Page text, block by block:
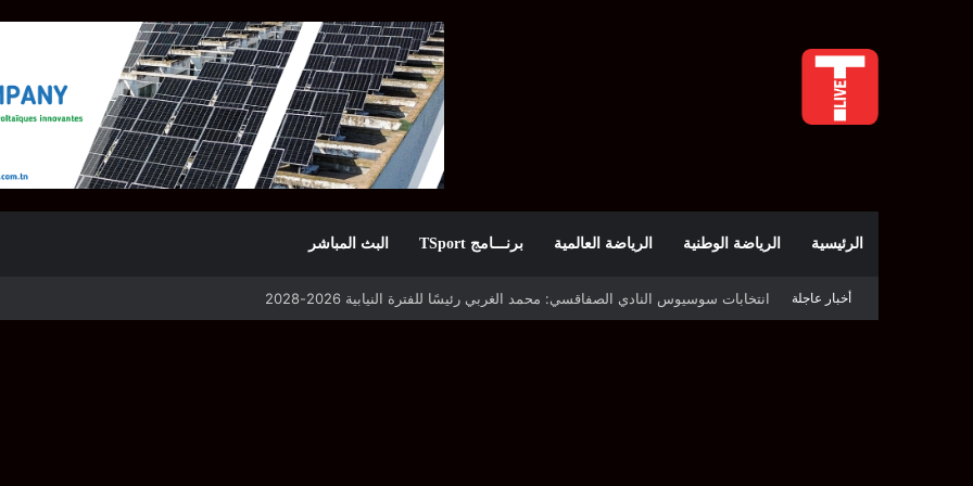
الرئيسية الرياضة الوطنية الرياضة العالمية برنـــامج TSport البث المباشر
أخبار عاجلة